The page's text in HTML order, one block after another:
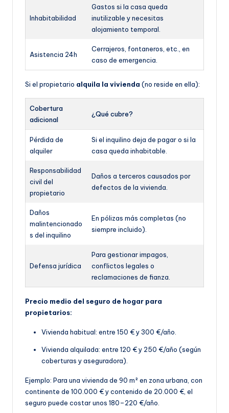
Inhabitabilidad
Gastos si la casa queda
inutilizable y necesitas
alojamiento temporal.
Asistencia 24h
Cerrajeros, fontaneros, etc., en
caso de emergencia.
Si el propietario alquila la vivienda (no reside en ella):
Cobertura
adicional
¿Qué cubre?
Pérdida de
alquiler
Si el inquilino deja de pagar o si la
casa queda inhabitable.
Responsabilidad
civil del
propietario
Daños a terceros causados por
defectos de la vivienda.
Daños
malintencionado
s del inquilino
En pólizas más completas (no
siempre incluido).
Defensa jurídica
Para gestionar impagos,
conflictos legales o
reclamaciones de fianza.
Precio medio del seguro de hogar para
propietarios:
Vivienda habitual: entre 150 € y 300 €/año.
Vivienda alquilada: entre 120 € y 250 €/año (según
coberturas y aseguradora).
Ejemplo: Para una vivienda de 90 m² en zona urbana, con
continente de 100.000 € y contenido de 20.000 €, el
seguro puede costar unos 180–220 €/año.